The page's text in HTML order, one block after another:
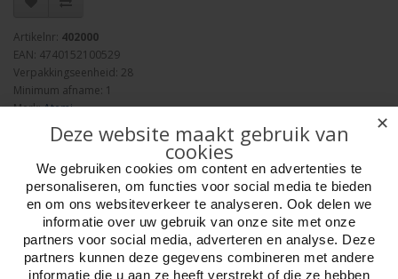
Artikelnr: 402000
EAN: 4740152100529
Verpakkingseenheid: 28
Minimum afname: 1
Merk:Atemi
Aantal
✕
Deze website maakt gebruik van
cookies
We gebruiken cookies om content en advertenties te
personaliseren, om functies voor social media te bieden
en om ons websiteverkeer te analyseren. Ook delen we
informatie over uw gebruik van onze site met onze
partners voor social media, adverteren en analyse. Deze
partners kunnen deze gegevens combineren met andere
informatie die u aan ze heeft verstrekt of die ze hebben